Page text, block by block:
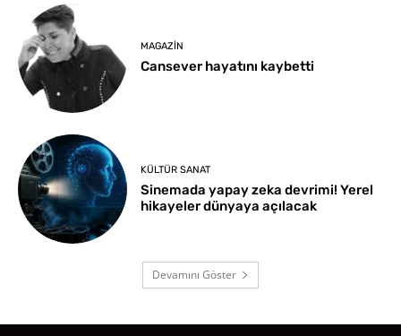
MAGAZIN
Cansever hayatını kaybetti
KÜLTÜR SANAT
Sinemada yapay zeka devrimi! Yerel
hikayeler dünyaya açılacak
Devamını Göster